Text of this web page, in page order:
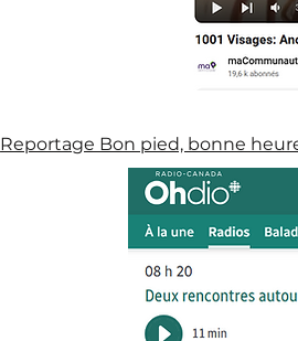
Reportage Bon pied, bonne